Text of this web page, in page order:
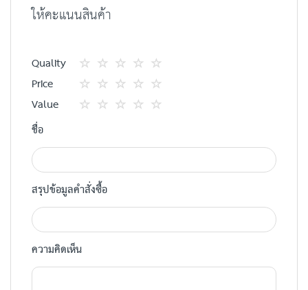
ให้คะแนนสินค้า
Quality
1
star
2
ดาว
3
ดาว
4
ดาว
5
ดาว
Price
1
2
3
4
5
Value
ชื่อ
สรุปข้อมูลคำสั่งซื้อ
ความคิดเห็น